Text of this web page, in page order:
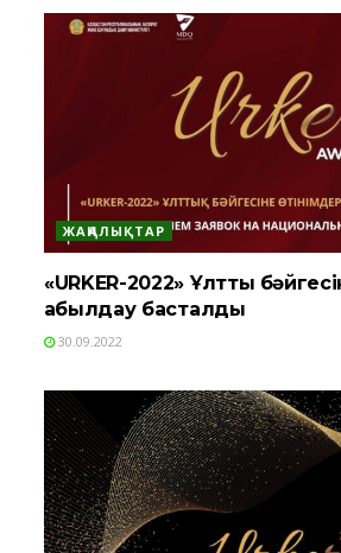
ЖАҢАЛЫҚТАР
«URKER-2022» Ұлттық
қабылдау басталды
30.09.2022